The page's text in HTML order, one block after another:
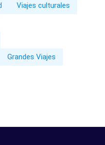
Viajes culturales
Grandes Viajes